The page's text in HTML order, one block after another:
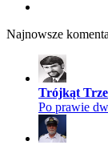
Najnowsze
Trójkąt
Po prawie